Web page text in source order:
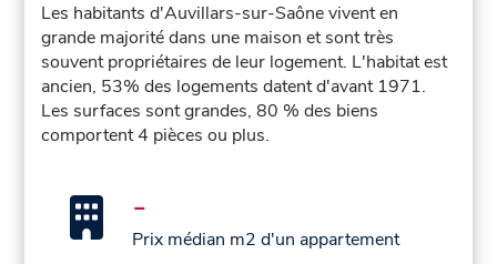
Les habitants d'Auvillars-sur-Saône vivent en
grande majorité dans une maison et sont très
souvent propriétaires de leur logement. L'habitat est
ancien, 53% des logements datent d'avant 1971.
Les surfaces sont grandes, 80 % des biens
comportent 4 pièces ou plus.
-
Prix médian m2 d'un appartement